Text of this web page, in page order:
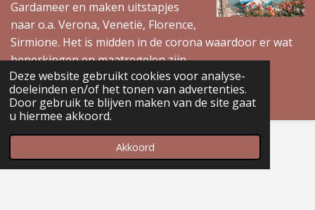
Deze website gebruikt cookies voor analyse-
doeleinden en/of het tonen van advertenties.
Door gebruik te blijven maken van de site gaat
u hiermee akkoord.
Akkoord
Gardameer en maken uitstapjes
naar o.a. Verona, Venetië, Florence,
Sirmione. Het is midden in de corona waardoor er wat
beperkingen en maatregelen zijn.
Lees meer »
Home
Restaurants